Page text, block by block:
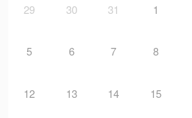
29 30 31 1
5 6 7 8
12 13 14 15